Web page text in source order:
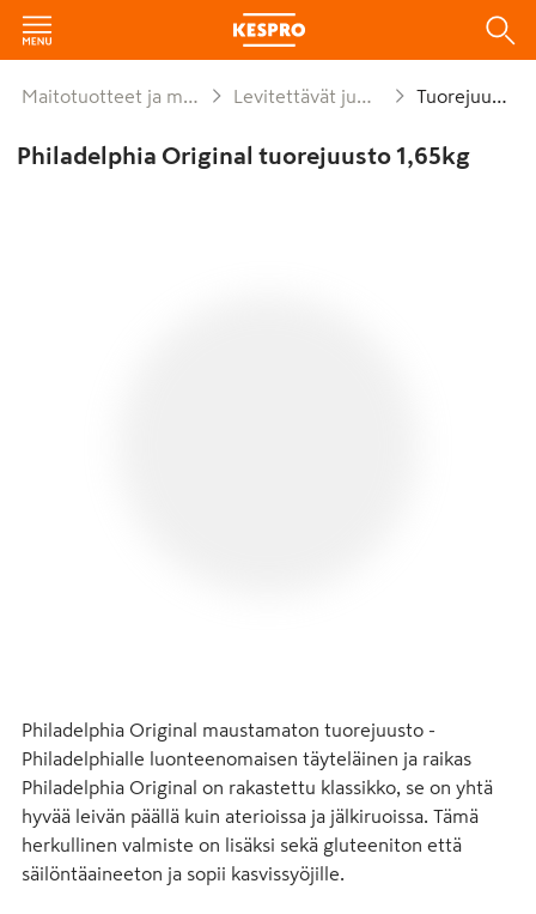
Maitotuotteet ja munat Levitettävät juustot Tuorejuusto
Philadelphia Original tuorejuusto 1,65kg
Philadelphia Original maustamaton tuorejuusto -
Philadelphialle luonteenomaisen täyteläinen ja raikas
Philadelphia Original on rakastettu klassikko, se on yhtä
hyvää leivän päällä kuin aterioissa ja jälkiruoissa. Tämä
herkullinen valmiste on lisäksi sekä gluteeniton että
säilöntäaineeton ja sopii kasvissyöjille.